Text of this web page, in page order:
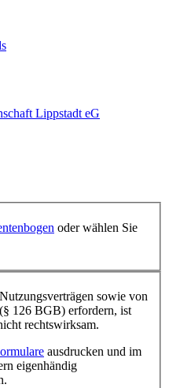
Lippstadt eG
oder wählen Sie
sowie von
126 BGB) erfordern, ist
rechtswirksam.
ausdrucken und im
eigenhändig